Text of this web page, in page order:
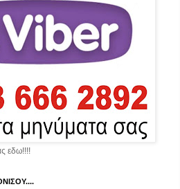
εδω!!!!